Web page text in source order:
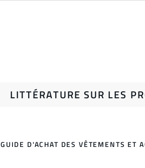
LITTÉRATURE SUR LES
GUIDE D'ACHAT DES VÊTEMENTS ET